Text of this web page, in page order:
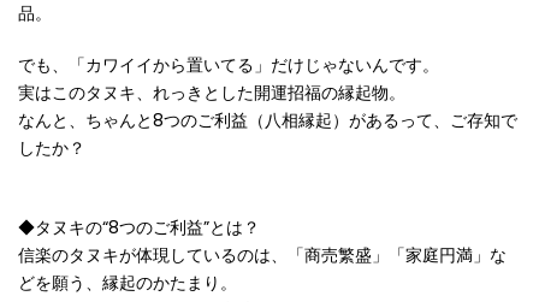
品。
でも、「カワイイから置いてる」だけじゃないんです。
実はこのタヌキ、れっきとした開運招福の縁起物。
なんと、ちゃんと8つのご利益（八相縁起）があるって、ご存知で
したか？
◆タヌキの“8つのご利益”とは？
信楽のタヌキが体現しているのは、「商売繁盛」「家庭円満」な
どを願う、縁起のかたまり。